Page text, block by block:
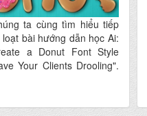
ta cùng tìm hiểu tiếp
bài hướng dẫn học Ai:
a Donut Font Style
Your Clients Drooling".